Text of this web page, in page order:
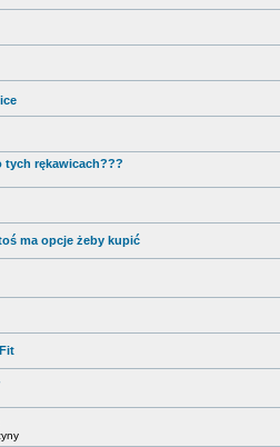
tych rękawicach???
ma opcje żeby kupić